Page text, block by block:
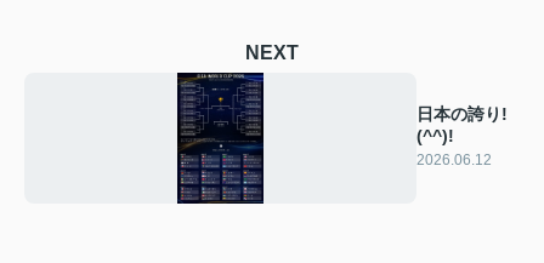
NEXT
日本の誇り!
(^^)!
2026.06.12